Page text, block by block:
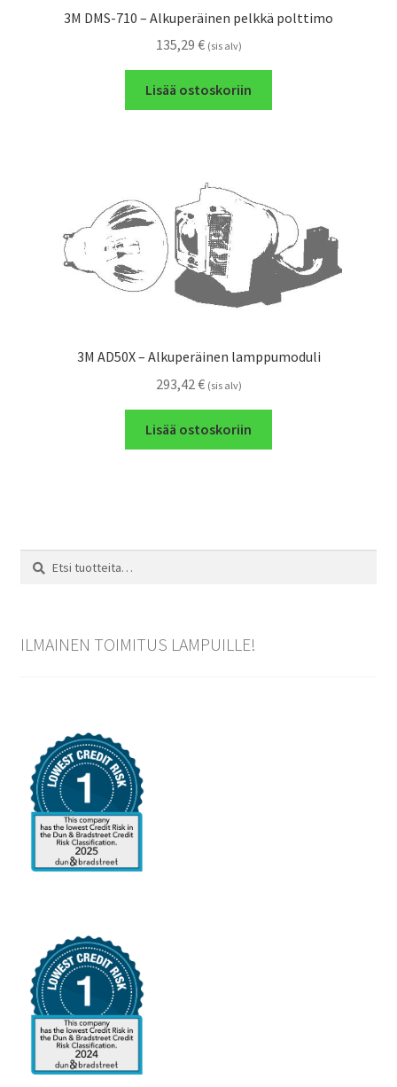
3M DMS-710 – Alkuperäinen pelkkä polttimo
135,29 € (sis alv)
Lisää ostoskoriin
3M AD50X – Alkuperäinen lamppumoduli
293,42 € (sis alv)
Lisää ostoskoriin
Etsi:
Haku
ILMAINEN TOIMITUS LAMPUILLE!